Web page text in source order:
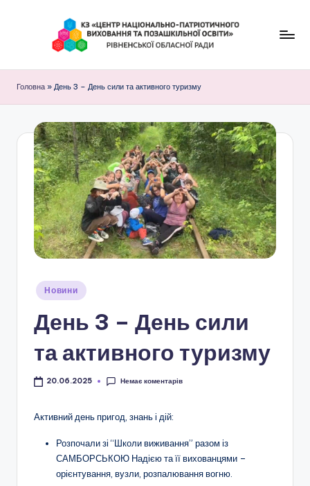
З
"
Ц
е
н
т
р
н
ц
і
н
а
н
о
Головна » День 3 – День сили та активного туризму
Опубліковано
Новини
День 3 – День сили
та активного туризму
20.06.2025 Немає коментарів
Активний день пригод, знань і дій:
Розпочали зі “Школи виживання” разом із
САМБОРСЬКОЮ Надією та її вихованцями –
орієнтування, вузли, розпалювання вогню.